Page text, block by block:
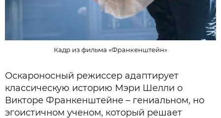
Кадр из фильма «Франкенштейн»
Оскароносный режиссер адаптирует
классическую историю Мэри Шелли о
Викторе Франкенштейне – гениальном, но
эгоистичном ученом, который решает